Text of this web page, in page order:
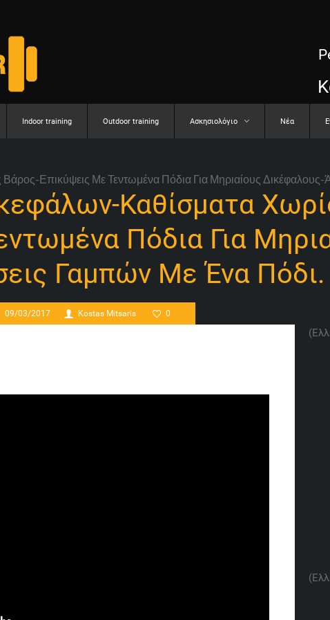
Indoor training Outdoor training Aσκησιολόγιο Νέα
Επικύψεις Με Τεντωμένα Πόδια Για Μηριαίους
Καθίσματα
Πόδια Για
Γαμπών Με Ένα Πόδι.
09/03/2017 Kostas Mitsaris 0